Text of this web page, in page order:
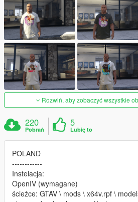
Rozwiń, aby zobaczyć wszystkie
220
Pobrań
5
Lubię to
POLAND
------------
Instelacja:
OpenIV (wymagane)
ścieżce: GTAV \ mods \ x64v.rpf \